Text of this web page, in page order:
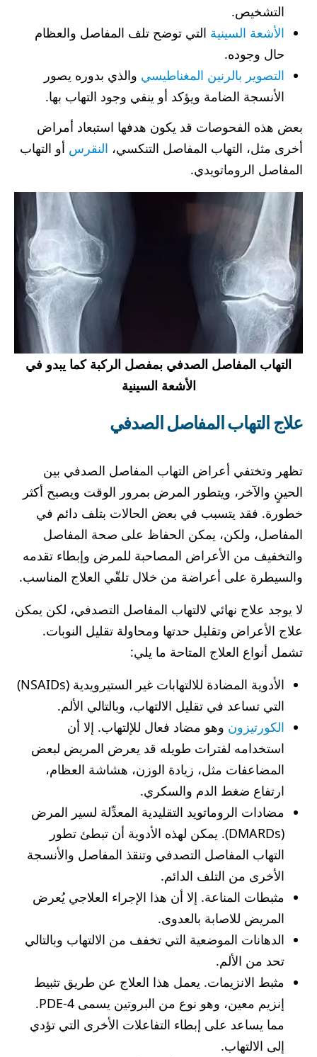
التشخيص.
الأشعة السينية التي توضح تلف المفاصل والعظام
حال وجوده.
التصوير بالرنين المغناطيسي والذي بدوره يصور
الأنسجة الضامة ويؤكد أو ينفي وجود التهاب بها.
بعض هذه الفحوصات قد يكون هدفها استبعاد أمراض
أخرى مثل، التهاب المفاصل التنكسي، النقرس أو التهاب
المفاصل الروماتويدي.
التهاب المفاصل الصدفي بمفصل الركبة كما يبدو في
الأشعة السينية
علاج التهاب المفاصل الصدفي
تظهر وتختفي أعراض التهاب المفاصل الصدفي بين
الحينٍ والآخر، ويتطور المرض بمرور الوقت ويصبح أكثر
خطورة. فقد يتسبب في بعض الحالات بتلف دائم في
المفاصل، ولكن، يمكن الحفاظ على صحة المفاصل
والتخفيف من الأعراض المصاحبة للمرض وإبطاء تقدمه
والسيطرة على أعراضة من خلال تلقّي العلاج المناسب.
لا يوجد علاج نهائي لالتهاب المفاصل التصدفي، لكن يمكن
علاج الأعراض وتقليل حدتها ومحاولة تقليل النوبات.
تشمل أنواع العلاج المتاحة ما يلي:
الأدوية المضادة للالتهابات غير الستيرويدية (NSAIDs)
التي تساعد في تقليل الالتهاب، وبالتالي الألم.
الكورتيزون وهو مضاد فعال للإلتهاب. إلا أن
استخدامه لفترات طويله قد يعرض المريض لبعض
المضاعفات مثل، زيادة الوزن، هشاشة العظام،
ارتفاع ضغط الدم والسكري.
مضادات الروماتويد التقليدية المعدِّلة لسير المرض
(DMARDs). يمكن لهذه الأدوية أن تبطئ تطور
التهاب المفاصل التصدفي وتنقذ المفاصل والأنسجة
الأخرى من التلف الدائم.
مثبطات المناعة. إلا أن هذا الإجراء العلاجي يُعرض
المريض للاصابة بالعدوى.
الدهانات الموضعية التي تخفف من الالتهاب وبالتالي
تحد من الألم.
مثبط الانزيمات. يعمل هذا العلاج عن طريق تثبيط
إنزيم معين، وهو نوع من البروتين يسمى PDE-4.
مما يساعد على إبطاء التفاعلات الأخرى التي تؤدي
إلى الالتهاب.